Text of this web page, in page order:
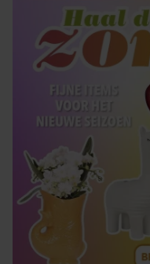
gaat akkoord met
gebruiken.